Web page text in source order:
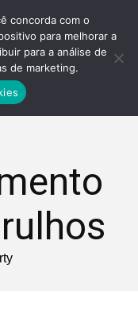
concorda com o
para melhorar a
para a análise de
de marketing.